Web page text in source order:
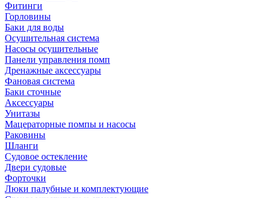
Фитинги
Горловины
Баки для воды
Осушительная система
Насосы осушительные
Панели управления помп
Дренажные аксессуары
Фановая система
Баки сточные
Аксессуары
Унитазы
Мацераторные помпы и насосы
Раковины
Шланги
Судовое остекление
Двери судовые
Форточки
Люки палубные и комплектующие